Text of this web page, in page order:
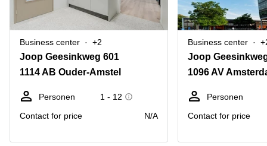
Business center +2
Joop Geesinkweg 601
1114 AB Ouder-Amstel
Personen
1 - 12
Contact for price
N/A
Business center
Joop
1096 AV
Personen
Contact for price